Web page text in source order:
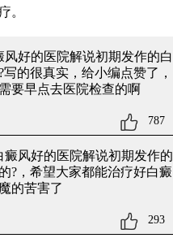
。
风好的医院解说初期发作的白
写的很真实，给小编点赞了，
要早点去医院检查的啊
787
癜风好的医院解说初期发作的
?，希望大家都能治疗好白癜
的苦害了
293